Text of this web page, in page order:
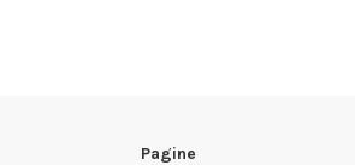
Pagine